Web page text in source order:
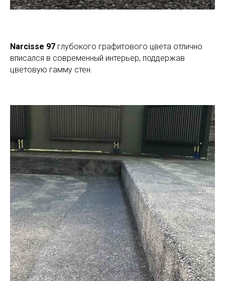
Narcisse 97 глубокого графитового цвета отлично
вписался в современный интерьер, поддержав
цветовую гамму стен.